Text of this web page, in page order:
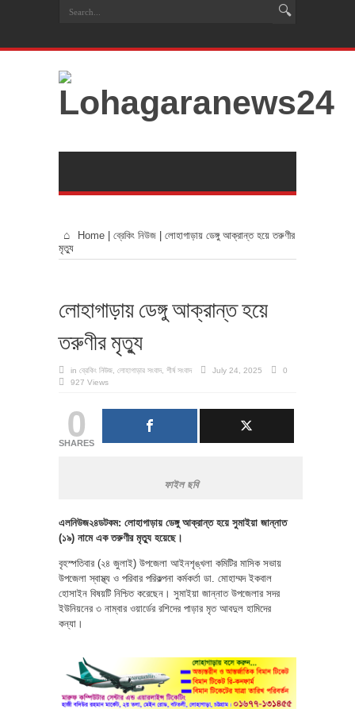
Home ব্রেকিং নিউজ
লোহাগাড়ায় ডেঙ্গু আক্রান্ত হয়ে তরুণীর
মৃত্যু
লোহাগাড়ায় ডেঙ্গু আক্রান্ত হয়ে
তরুণীর মৃত্যু
in ব্রেকিং নিউজ লোহাগাড়ার সংবাদ শীর্ষ সংবাদ July 24, 2025
0
927 Views
0
SHARES
ফাইল ছবি
এলনিউজ২৪ডটকম: লোহাগাড়ায় ডেঙ্গু আক্রান্ত হয়ে সুমাইয়া জান্নাত
(১৯) নামে এক তরুণীর মৃত্যু হয়েছে।
বৃহস্পতিবার (২৪ জুলাই) উপজেলা আইনশৃঙ্খলা কমিটির মাসিক সভায়
উপজেলা স্বাস্থ্য ও পরিবার পরিকল্পনা কর্মকর্তা ডা. মোহাম্মদ ইকবাল
হোসাইন বিষয়টি নিশ্চিত করেছেন। সুমাইয়া জান্নাত উপজেলার সদর
ইউনিয়নের ৩ নাম্বার ওয়ার্ডের রশিদের পাড়ার মৃত আবদুল হামিদের
কন্যা।